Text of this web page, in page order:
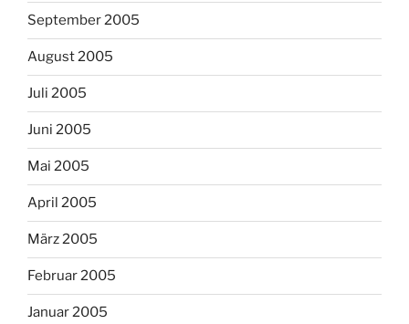
September 2005
August 2005
Juli 2005
Juni 2005
Mai 2005
April 2005
März 2005
Februar 2005
Januar 2005